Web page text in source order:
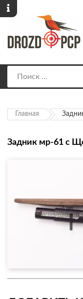
Главная
Задник мр-61 с